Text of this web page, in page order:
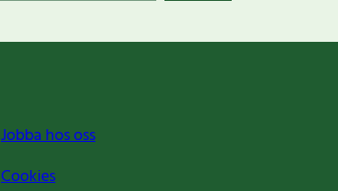
Jobba hos oss
Cookies